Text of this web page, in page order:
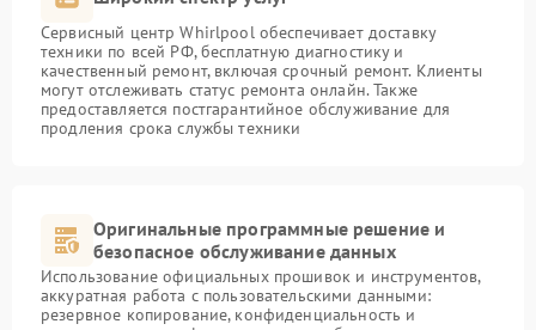
Сервисный центр Whirlpool обеспечивает доставку
техники по всей РФ, бесплатную диагностику и
качественный ремонт, включая срочный ремонт. Клиенты
могут отслеживать статус ремонта онлайн. Также
предоставляется постгарантийное обслуживание для
продления срока службы техники
Оригинальные программные решение и
безопасное обслуживание данных
Использование официальных прошивок и инструментов,
аккуратная работа с пользовательскими данными:
резервное копирование, конфиденциальность и